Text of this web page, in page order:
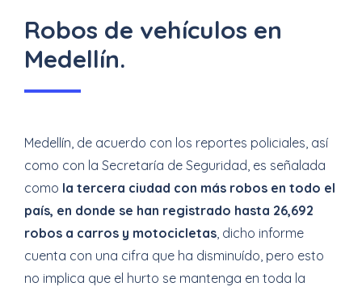
Robos de vehículos en
Medellín.
Medellín, de acuerdo con los reportes policiales, así
como con la Secretaría de Seguridad, es señalada
como la tercera ciudad con más robos en todo el
país, en donde se han registrado hasta 26,692
robos a carros y motocicletas, dicho informe
cuenta con una cifra que ha disminuído, pero esto
no implica que el hurto se mantenga en toda la